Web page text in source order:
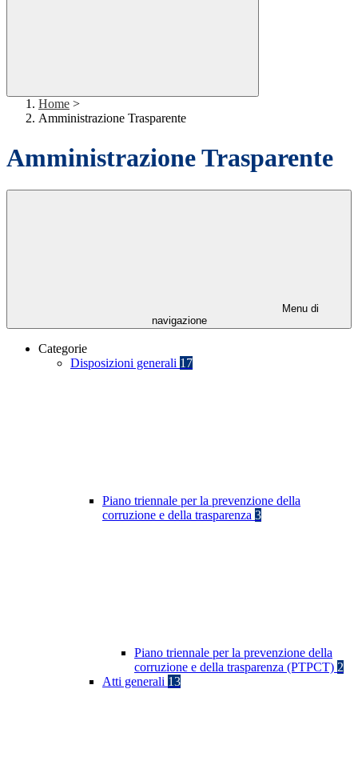
Home >
Amministrazione Trasparente
Amministrazione Trasparente
Menu di
navigazione
Categorie
Disposizioni generali 17
Piano triennale per la prevenzione della
corruzione e della trasparenza 3
Piano triennale per la prevenzione della
corruzione e della trasparenza (PTPCT) 2
Atti generali 13